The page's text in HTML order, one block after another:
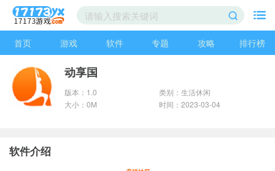
首页 游戏 软件 专题 攻略 排行榜
动享国
版本：1.0
类别：生活休闲
大小：0M
时间：2023-03-04
软件介绍